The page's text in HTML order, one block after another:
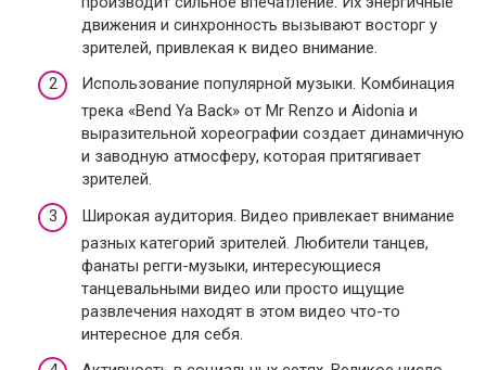
движения и синхронность вызывают восторг у
зрителей, привлекая к видео внимание.
Использование популярной музыки. Комбинация
трека «Bend Ya Back» от Mr Renzo и Aidonia и
выразительной хореографии создает динамичную
и заводную атмосферу, которая притягивает
зрителей.
Широкая аудитория. Видео привлекает внимание
разных категорий зрителей. Любители танцев,
фанаты регги-музыки, интересующиеся
танцевальными видео или просто ищущие
развлечения находят в этом видео что-то
интересное для себя.